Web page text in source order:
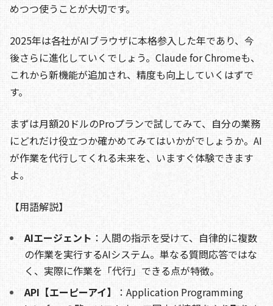
めつつ使うことが大切です。
2025年は各社がAIブラウザに本格参入した年であり、今
後さらに進化していくでしょう。Claude for Chromeも、
これから新機能が追加され、精度も向上していくはずで
す。
まずは月額20ドルのProプランで試してみて、自分の業務
にどれだけ役立つか確かめてみてはいかがでしょうか。AI
が作業を代行してくれる未来を、いますぐ体験できます
よ。
【用語解説】
AIエージェント ：人間の指示を受けて、自律的に複数
の作業を実行するAIシステム。単なる質問応答ではな
く、実際に作業を「代行」できる点が特徴。
API【エーピーアイ】
：Application Programming